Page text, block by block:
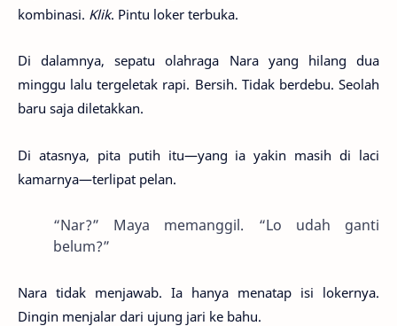
kombinasi. Klik. Pintu loker terbuka.
Di dalamnya, sepatu olahraga Nara yang hilang dua
minggu lalu tergeletak rapi. Bersih. Tidak berdebu. Seolah
baru saja diletakkan.
Di atasnya, pita putih itu—yang ia yakin masih di laci
kamarnya—terlipat pelan.
“Nar?” Maya memanggil. “Lo udah ganti
belum?”
Nara tidak menjawab. Ia hanya menatap isi lokernya.
Dingin menjalar dari ujung jari ke bahu.